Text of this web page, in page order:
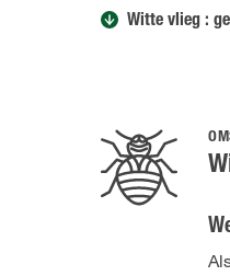
Witte vlieg :